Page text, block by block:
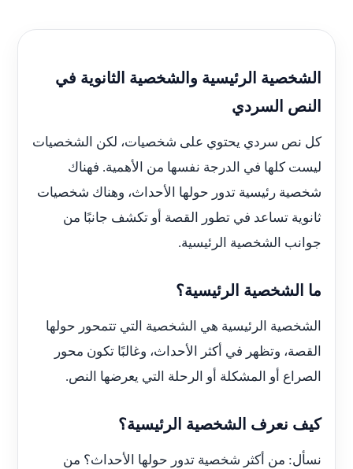
الشخصية الرئيسية والشخصية الثانوية في
النص السردي
كل نص سردي يحتوي على شخصيات، لكن الشخصيات
ليست كلها في الدرجة نفسها من الأهمية. فهناك
شخصية رئيسية تدور حولها الأحداث، وهناك شخصيات
ثانوية تساعد في تطور القصة أو تكشف جانبًا من
جوانب الشخصية الرئيسية.
ما الشخصية الرئيسية؟
الشخصية الرئيسية هي الشخصية التي تتمحور حولها
القصة، وتظهر في أكثر الأحداث، وغالبًا تكون محور
الصراع أو المشكلة أو الرحلة التي يعرضها النص.
كيف نعرف الشخصية الرئيسية؟
نسأل: من أكثر شخصية تدور حولها الأحداث؟ من